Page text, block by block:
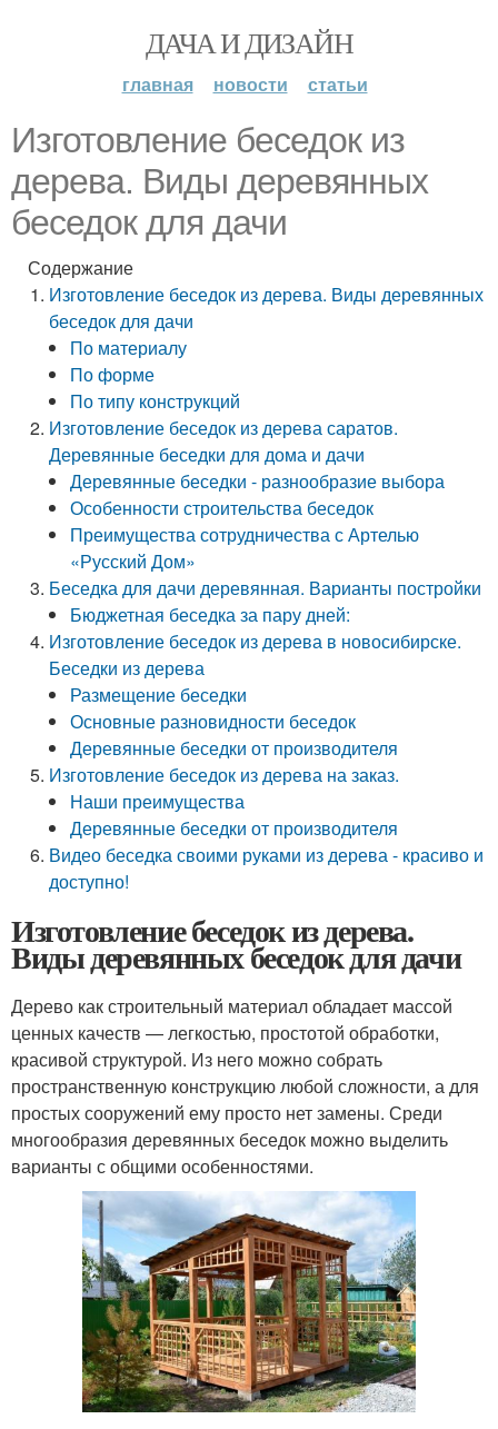
ДАЧА И ДИЗАЙН
главная новости статьи
Изготовление беседок из
дерева. Виды деревянных
беседок для дачи
Содержание
Изготовление беседок из дерева. Виды деревянных
беседок для дачи
По материалу
По форме
По типу конструкций
Изготовление беседок из дерева саратов.
Деревянные беседки для дома и дачи
Деревянные беседки - разнообразие выбора
Особенности строительства беседок
Преимущества сотрудничества с Артелью
«Русский Дом»
Беседка для дачи деревянная. Варианты постройки
Бюджетная беседка за пару дней:
Изготовление беседок из дерева в новосибирске.
Беседки из дерева
Размещение беседки
Основные разновидности беседок
Деревянные беседки от производителя
Изготовление беседок из дерева на заказ.
Наши преимущества
Деревянные беседки от производителя
Видео беседка своими руками из дерева - красиво и
доступно!
Изготовление беседок из дерева.
Виды деревянных беседок для дачи
Дерево как строительный материал обладает массой
ценных качеств — легкостью, простотой обработки,
красивой структурой. Из него можно собрать
пространственную конструкцию любой сложности, а для
простых сооружений ему просто нет замены. Среди
многообразия деревянных беседок можно выделить
варианты с общими особенностями.